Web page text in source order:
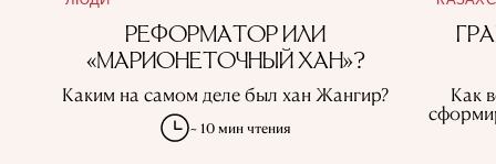
РЕФОРМАТОР ИЛИ
«МАРИОНЕТОЧНЫЙ ХАН»?
Каким на самом деле был хан Жангир?
~ 10 мин чтения
Как